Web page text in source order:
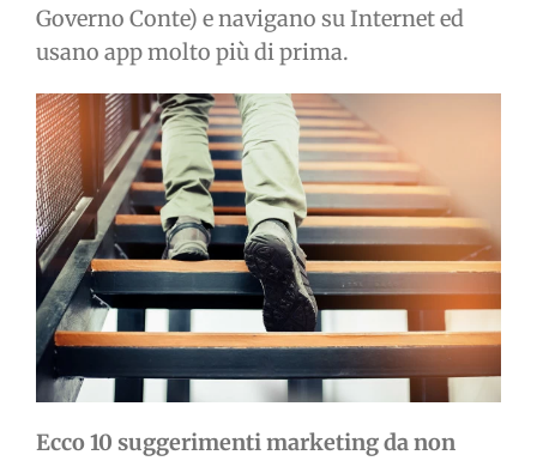
Governo Conte) e navigano su Internet ed
usano app molto più di prima.
Ecco 10 suggerimenti marketing da non